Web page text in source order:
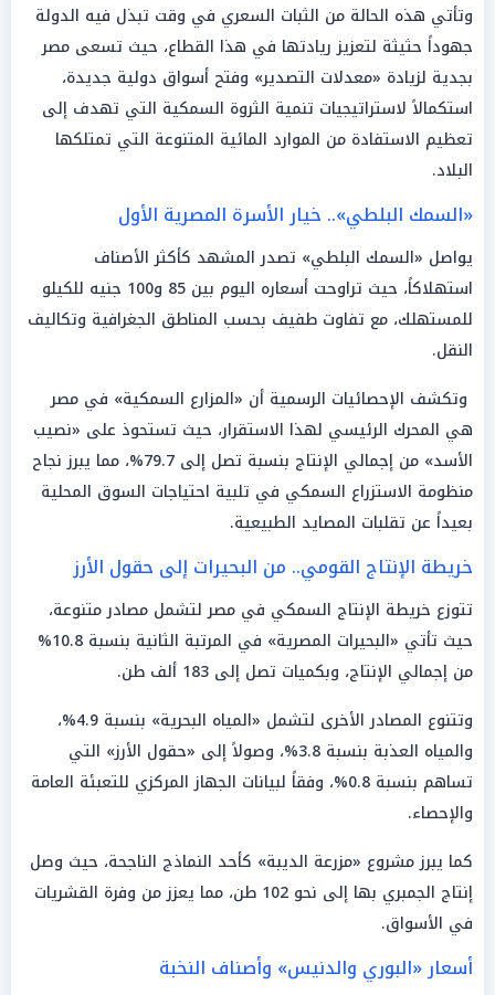
وتأتي هذه الحالة من الثبات السعري في وقت تبذل فيه الدولة
جهوداً حثيثة لتعزيز ريادتها في هذا القطاع، حيث تسعى مصر
بجدية لزيادة «معدلات التصدير» وفتح أسواق دولية جديدة،
استكمالاً لاستراتيجيات تنمية الثروة السمكية التي تهدف إلى
تعظيم الاستفادة من الموارد المائية المتنوعة التي تمتلكها
البلاد.
«السمك البلطي».. خيار الأسرة المصرية الأول
يواصل «السمك البلطي» تصدر المشهد كأكثر الأصناف
استهلاكاً، حيث تراوحت أسعاره اليوم بين 85 و100 جنيه للكيلو
للمستهلك، مع تفاوت طفيف بحسب المناطق الجغرافية وتكاليف
النقل.
وتكشف الإحصائيات الرسمية أن «المزارع السمكية» في مصر
هي المحرك الرئيسي لهذا الاستقرار، حيث تستحوذ على «نصيب
الأسد» من إجمالي الإنتاج بنسبة تصل إلى 79.7%، مما يبرز نجاح
منظومة الاستزراع السمكي في تلبية احتياجات السوق المحلية
بعيداً عن تقلبات المصايد الطبيعية.
خريطة الإنتاج القومي.. من البحيرات إلى حقول الأرز
تتوزع خريطة الإنتاج السمكي في مصر لتشمل مصادر متنوعة،
حيث تأتي «البحيرات المصرية» في المرتبة الثانية بنسبة 10.8%
من إجمالي الإنتاج، وبكميات تصل إلى 183 ألف طن.
وتتنوع المصادر الأخرى لتشمل «المياه البحرية» بنسبة 4.9%،
والمياه العذبة بنسبة 3.8%، وصولاً إلى «حقول الأرز» التي
تساهم بنسبة 0.8%، وفقاً لبيانات الجهاز المركزي للتعبئة العامة
والإحصاء.
كما يبرز مشروع «مزرعة الديبة» كأحد النماذج الناجحة، حيث وصل
إنتاج الجمبري بها إلى نحو 102 طن، مما يعزز من وفرة القشريات
في الأسواق.
أسعار «البوري والدنيس» وأصناف النخبة